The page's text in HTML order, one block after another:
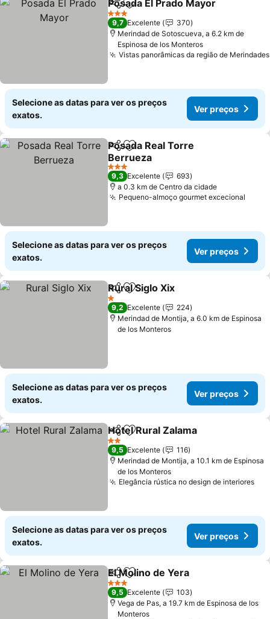
PartilharAdicionar aos favoritos
Posada El Prado Mayor
3 Estrelas
9,7 Excelente
370
Merindad de Sotoscueva, a 6.2 km de
Espinosa de los Monteros
Vistas panorâmicas da região de Merindades
Selecione as datas para ver os preços
exatos.
Ver preços
PartilharAdicionar aos favoritos
Posada Real Torre
Berrueza
Ver preços
3 Estrelas
9,3 Excelente
693
a 0.3 km de Centro da cidade
Pequeno-almoço gourmet excecional
Selecione as datas para ver os preços
exatos.
Ver preços
PartilharAdicionar aos favoritos
Rural Siglo Xix
1 Estrelas
9,2 Excelente
224
Merindad de Montija, a 6.0 km de Espinosa
de los Monteros
Selecione as datas para ver os preços
exatos.
Ver preços
PartilharAdicionar aos favoritos
Hotel Rural Zalama
2 Estrelas
9,5 Excelente
116
Merindad de Montija, a 10.1 km de Espinosa
de los Monteros
Elegância rústica no design de interiores
Selecione as datas para ver os preços
exatos.
Ver preços
PartilharAdicionar aos favoritos
El Molino de Yera
3 Estrelas
9,5 Excelente
103
Vega de Pas, a 19.7 km de Espinosa de los
Monteros